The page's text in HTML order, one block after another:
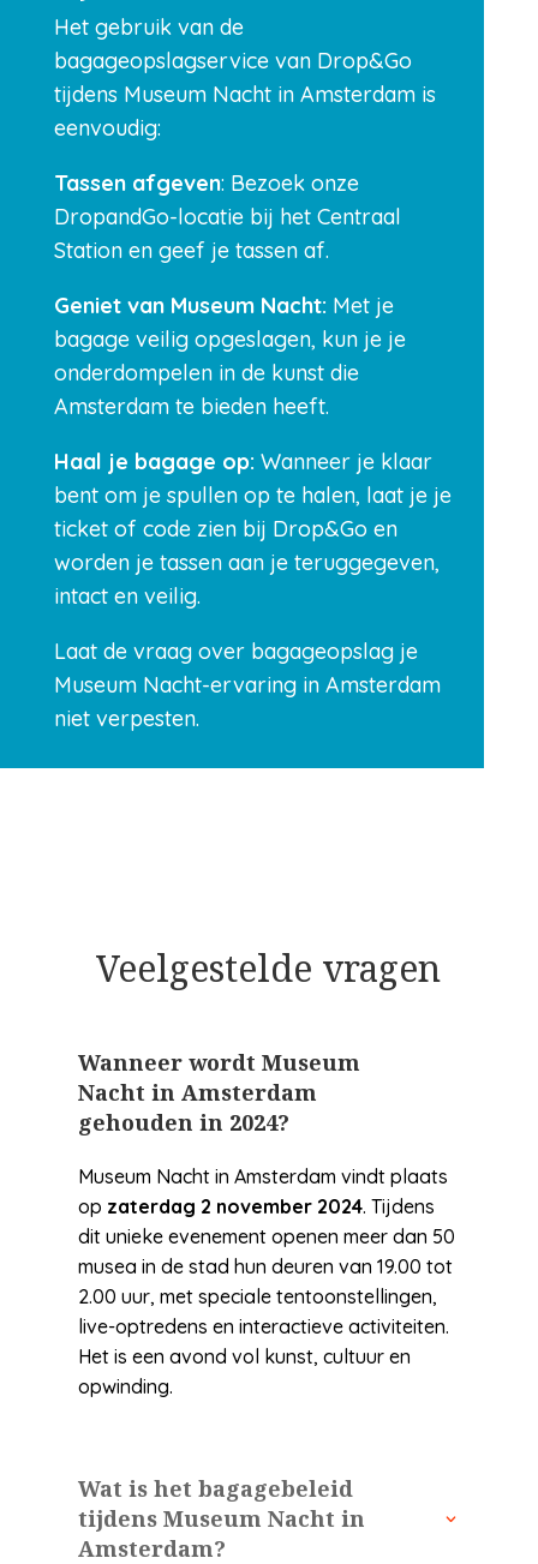
Het gebruik van de
bagageopslagservice van Drop&Go
tijdens Museum Nacht in Amsterdam is
eenvoudig:
Tassen afgeven: Bezoek onze
DropandGo-locatie bij het Centraal
Station en geef je tassen af.
Geniet van Museum Nacht: Met je
bagage veilig opgeslagen, kun je je
onderdompelen in de kunst die
Amsterdam te bieden heeft.
Haal je bagage op: Wanneer je klaar
bent om je spullen op te halen, laat je je
ticket of code zien bij Drop&Go en
worden je tassen aan je teruggegeven,
intact en veilig.
Laat de vraag over bagageopslag je
Museum Nacht-ervaring in Amsterdam
niet verpesten.
Veelgestelde vragen
Wanneer wordt Museum
Nacht in Amsterdam
gehouden in 2024?
Museum Nacht in Amsterdam vindt plaats
op zaterdag 2 november 2024. Tijdens
dit unieke evenement openen meer dan 50
musea in de stad hun deuren van 19.00 tot
2.00 uur, met speciale tentoonstellingen,
live-optredens en interactieve activiteiten.
Het is een avond vol kunst, cultuur en
opwinding.
Wat is het bagagebeleid
tijdens Museum Nacht in
Amsterdam?